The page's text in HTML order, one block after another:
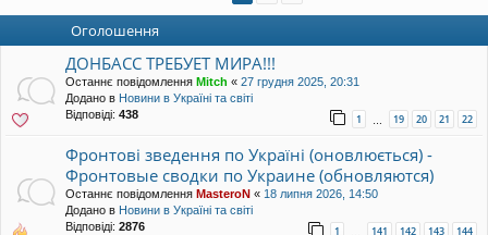
уп
Оголошення
ДОНБАСС ТРЕБУЕТ МИРА!!!
Останнє повідомлення Mitch « 27 грудня 2025, 20:31
Додано в Новини в Україні та світі
Відповіді: 438 1 … 19 20 21 22
Фронтові зведення по Україні (оновлюється) -
Фронтовые сводки по Украине (обновляются)
Останнє повідомлення MasteroN « 18 липня 2026, 14:50
Додано в Новини в Україні та світі
Відповіді: 2876 1 141 142 143 144